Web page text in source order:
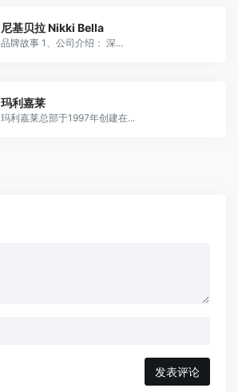
尼基贝拉 Nikki Bella
品牌故事 1、公司介绍： 深...
玛利嘉莱
玛利嘉莱总部于1997年创建在...
发表评论